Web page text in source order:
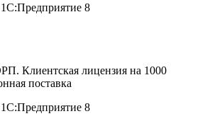
8
Клиентская лицензия на 1000
поставка
8